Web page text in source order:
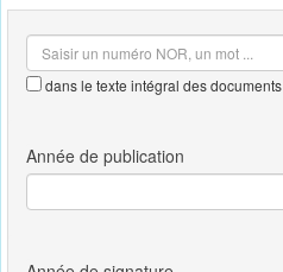
dans le texte intégral des documents